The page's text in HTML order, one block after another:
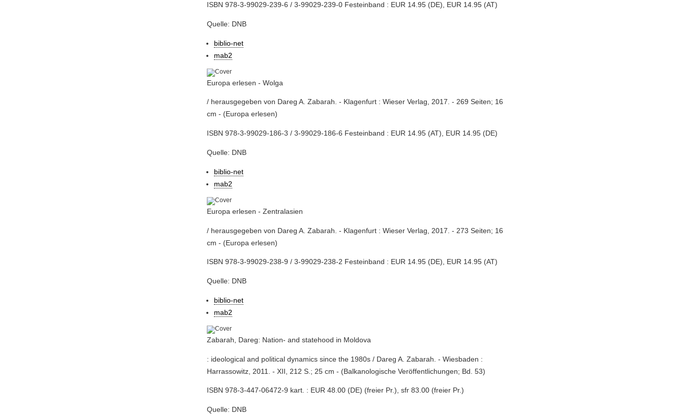
ISBN 978-3-99029-239-6 / 3-99029-239-0 Festeinband : EUR 14.95 (DE), EUR 14.95 (AT)
Quelle: DNB
biblio-net
mab2
Europa erlesen - Wolga
/ herausgegeben von Dareg A. Zabarah. - Klagenfurt : Wieser Verlag, 2017. - 269 Seiten; 16
cm - (Europa erlesen)
ISBN 978-3-99029-186-3 / 3-99029-186-6 Festeinband : EUR 14.95 (AT), EUR 14.95 (DE)
Quelle: DNB
biblio-net
mab2
Europa erlesen - Zentralasien
/ herausgegeben von Dareg A. Zabarah. - Klagenfurt : Wieser Verlag, 2017. - 273 Seiten; 16
cm - (Europa erlesen)
ISBN 978-3-99029-238-9 / 3-99029-238-2 Festeinband : EUR 14.95 (DE), EUR 14.95 (AT)
Quelle: DNB
biblio-net
mab2
Zabarah, Dareg: Nation- and statehood in Moldova
: ideological and political dynamics since the 1980s / Dareg A. Zabarah. - Wiesbaden :
Harrassowitz, 2011. - XII, 212 S.; 25 cm - (Balkanologische Veröffentlichungen; Bd. 53)
ISBN 978-3-447-06472-9 kart. : EUR 48.00 (DE) (freier Pr.), sfr 83.00 (freier Pr.)
Quelle: DNB